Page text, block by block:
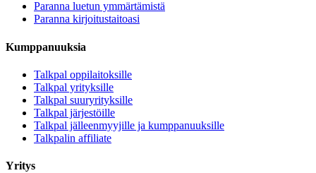
Paranna luetun ymmärtämistä
Paranna kirjoitustaitoasi
Kumppanuuksia
Talkpal oppilaitoksille
Talkpal yrityksille
Talkpal suuryrityksille
Talkpal järjestöille
Talkpal jälleenmyyjille ja kumppanuuksille
Talkpalin affiliate
Yritys